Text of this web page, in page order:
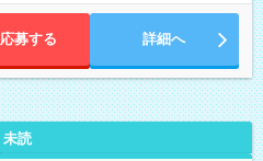
応募する 詳細へ
未読